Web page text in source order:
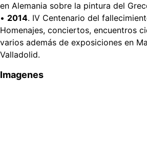
en Alemania sobre la pintura del
• 2014. IV Centenario del
Homenajes, conciertos, encuentros
varios además de exposiciones en
Valladolid.
Imagenes